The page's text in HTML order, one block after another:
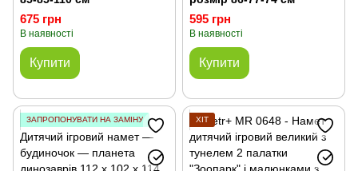
675 грн
В наявності
Купити
595 грн
В наявності
Купити
ЗАПРОПОНУВАТИ НА ЗАМІНУ ХІТ